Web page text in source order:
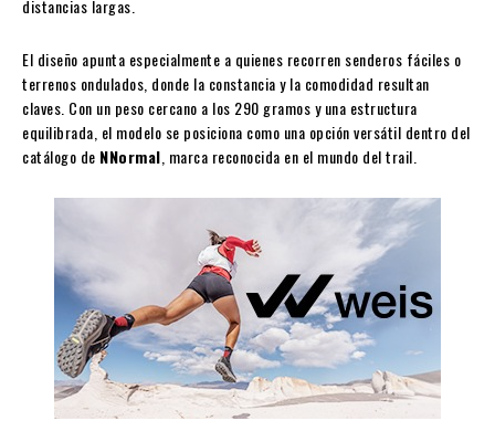
distancias largas.
El diseño apunta especialmente a quienes recorren senderos fáciles o
terrenos ondulados, donde la constancia y la comodidad resultan
claves. Con un peso cercano a los 290 gramos y una estructura
equilibrada, el modelo se posiciona como una opción versátil dentro del
catálogo de NNormal , marca reconocida en el mundo del trail.